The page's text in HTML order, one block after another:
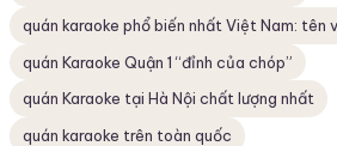
quán karaoke phổ biến nhất Việt Nam: tên
quán Karaoke Quận 1 “đỉnh của chóp”
quán Karaoke tại Hà Nội chất lượng nhất
quán karaoke trên toàn quốc